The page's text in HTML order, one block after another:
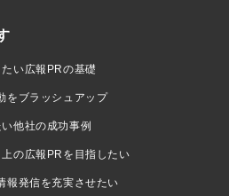
い広報PRの基礎
をブラッシュアップ
他社の成功事例
の広報PRを目指したい
報発信を充実させたい